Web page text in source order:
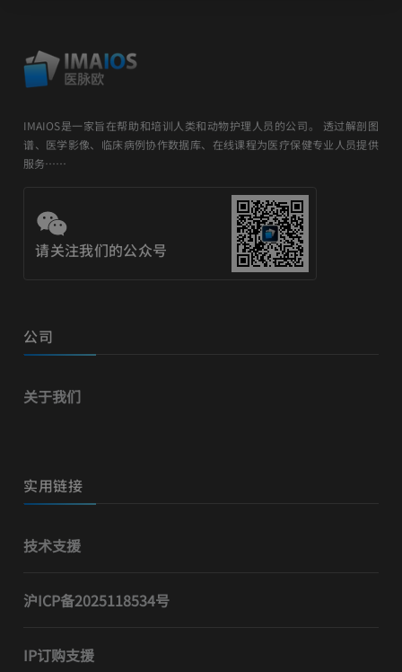
IMAIOS是一家旨在帮助和培训人类和动物护理人员的公司。 透过解剖图
谱、医学影像、临床病例协作数据库、在线课程为医疗保健专业人员提供
服务……
请关注我们的公众号
公司
关于我们
实用链接
技术支援
沪ICP备2025118534号
IP订购支援